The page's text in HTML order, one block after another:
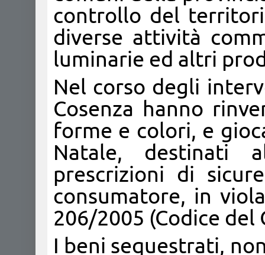
controllo del
diverse attività
luminarie ed altri
Nel corso degli
Cosenza hanno
forme e colori, e
Natale, destinati
prescrizioni di
consumatore, in
206/2005 (Codice del
I beni sequestrati,